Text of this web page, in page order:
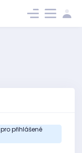
přihlášené